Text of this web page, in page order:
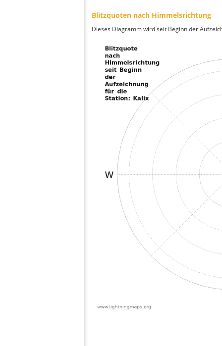
Blitzquoten nach Himmelsrichtung
Dieses Diagramm wird seit Beginn der